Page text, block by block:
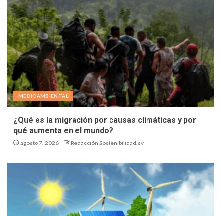
MEDIOAMBIENTAL
¿Qué es la migración por causas climáticas y por
qué aumenta en el mundo?
agosto 7, 2026 Redacción Sostenibilidad.sv